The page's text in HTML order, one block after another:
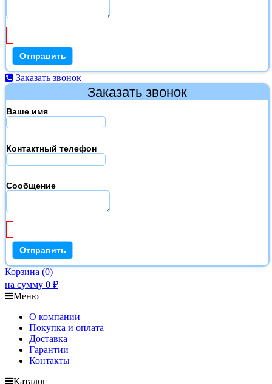
Заказать звонок
Заказать звонок
Ваше имя
Контактный телефон
Сообщение
Корзина (0)
на сумму 0 ₽
Меню
О компании
Покупка и оплата
Доставка
Гарантии
Контакты
Каталог